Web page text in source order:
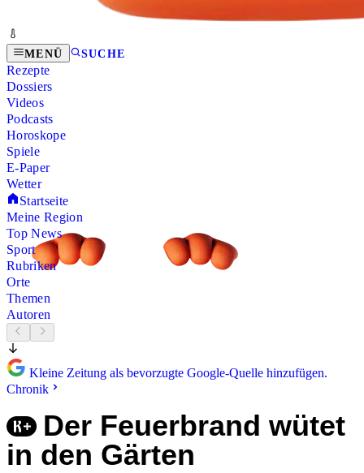
MENÜ SUCHE
Rezepte
Dossiers
Videos
Podcasts
Horoskope
Spiele
E-Paper
Wetter
Startseite
Meine Region
Top News
Sport
Rubriken
Orte
Themen
Autoren
Kleine Zeitung als bevorzugte Google-Quelle hinzufügen.
Chronik
Der Feuerbrand wütet
in den Gärten